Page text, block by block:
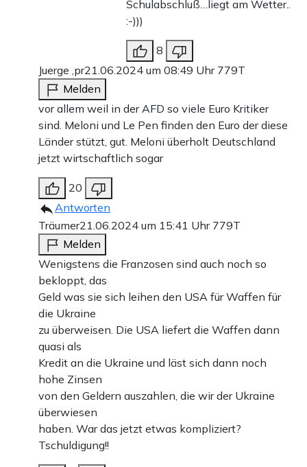
Schulabschluß…liegt am Wetter..
:-)))
8
Juerge ,pr21.06.2024 um 08:49 Uhr 779T
Melden
vor allem weil in der AFD so viele Euro Kritiker
sind. Meloni und Le Pen finden den Euro der diese
Länder stützt, gut. Meloni überholt Deutschland
jetzt wirtschaftlich sogar
20
Antworten
Träumer21.06.2024 um 15:41 Uhr 779T
Melden
Wenigstens die Franzosen sind auch noch so
bekloppt, das
Geld was sie sich leihen den USA für Waffen für
die Ukraine
zu überweisen. Die USA liefert die Waffen dann
quasi als
Kredit an die Ukraine und läst sich dann noch
hohe Zinsen
von den Geldern auszahlen, die wir der Ukraine
überwiesen
haben. War das jetzt etwas kompliziert?
Tschuldigung!!